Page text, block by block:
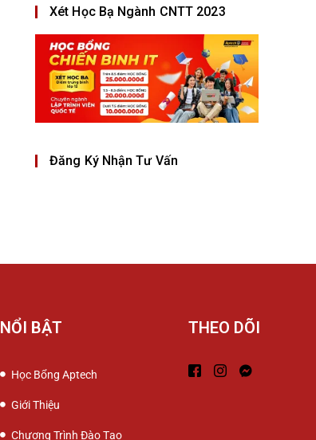
Xét Học Bạ Ngành CNTT 2023
Đăng Ký Nhận Tư Vấn
NỔI BẬT
Học Bổng Aptech
Giới Thiệu
Chương Trình Đào Tạo
THEO DÕI